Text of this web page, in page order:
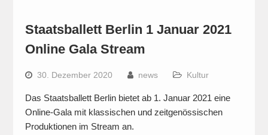
Staatsballett Berlin 1 Januar 2021
Online Gala Stream
30. Dezember 2020 news Kultur
Das Staatsballett Berlin bietet ab 1. Januar 2021 eine
Online-Gala mit klassischen und zeitgenössischen
Produktionen im Stream an.